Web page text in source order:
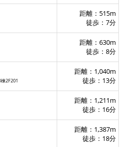
距離：515m
徒歩：7分
距離：630m
徒歩：8分
2F201
距離：1,040m
徒歩：13分
距離：1,211m
徒歩：16分
距離：1,387m
徒歩：18分